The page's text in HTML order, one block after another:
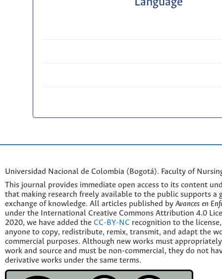
Universidad Nacional de Colombia (Bogotá). Faculty of
This journal provides immediate open access to its content
that making research freely available to the public supports a
exchange of knowledge. All articles published by Avances en
under the International Creative Commons Attribution 4.0
2020, we have added the CC-BY-NC recognition to the
anyone to copy, redistribute, remix, transmit, and adapt the
commercial purposes. Although new works must
work and source and must be non-commercial, they do not
derivative works under the same terms.